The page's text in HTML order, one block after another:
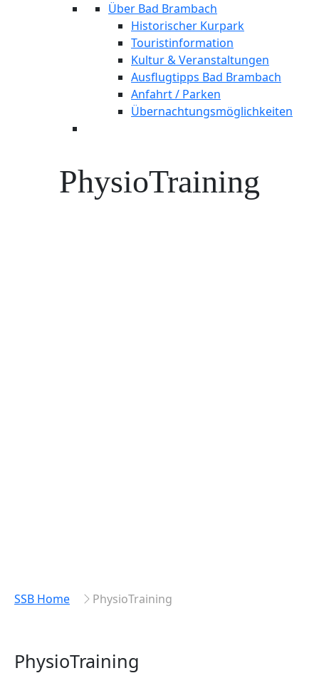
Über Bad Brambach
Historischer Kurpark
Touristinformation
Kultur & Veranstaltungen
Ausflugtipps Bad Brambach
Anfahrt / Parken
Übernachtungsmöglichkeiten
PhysioTraining
SSB Home PhysioTraining
PhysioTraining